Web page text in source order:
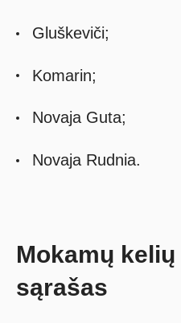
Gluškeviči;
Komarin;
Novaja Guta;
Novaja Rudnia.
Mokamų
sąrašas